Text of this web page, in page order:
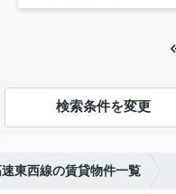
検索条件を変更
東西線の賃貸物件一覧